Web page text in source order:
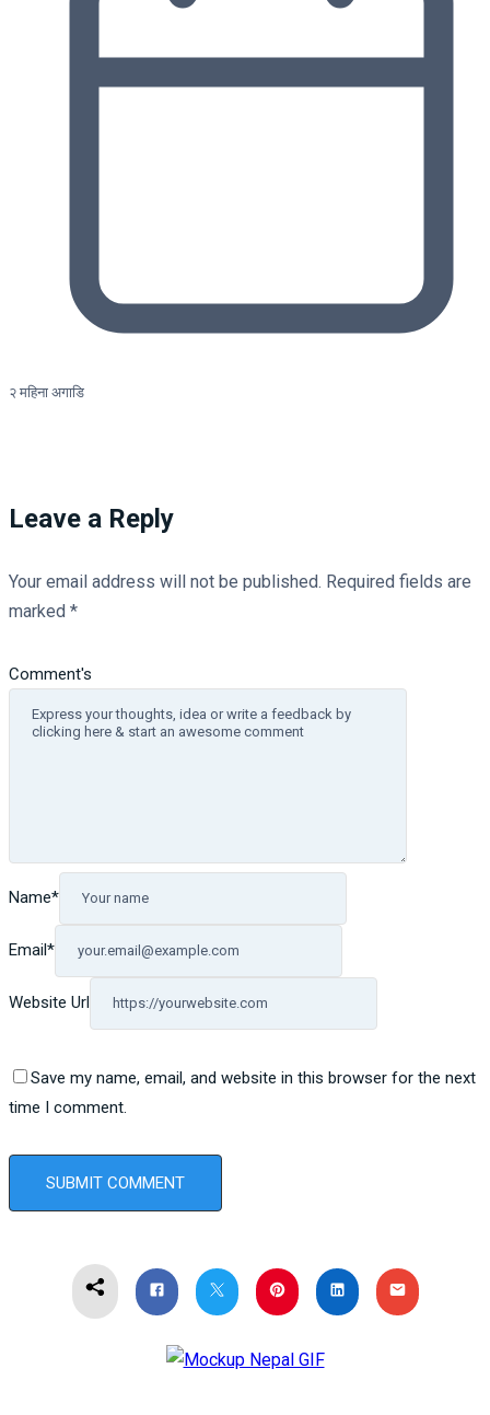
२ महिना अगाडि
Leave a Reply
Your email address will not be published. Required fields are
marked *
Comment's
Name*
Email*
Website Url
Save my name, email, and website in this browser for the next
time I comment.